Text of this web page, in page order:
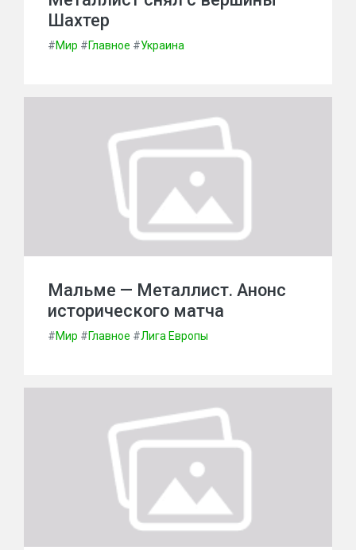
Шахтер
#Мир #Главное #Украина
Мальме — Металлист. Анонс
исторического матча
#Мир #Главное #Лига Европы